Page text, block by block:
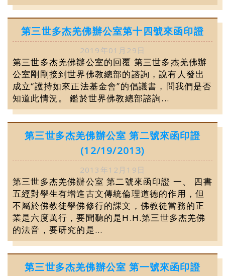
第三世多杰羌佛辦公室第十四號來函印證
2019年01月29日
第三世多杰羌佛辦公室的回覆 第三世多杰羌佛辦
公室剛剛接到世界佛教總部的諮詢，說有人發出
成立“護持如來正法基金會”的倡議書，問我們是否
知道此情況。 鑑於世界佛教總部諮詢...
第三世多杰羌佛辦公室 第二號來函印證
(12/19/2013)
2013年12月19日
第三世多杰羌佛辦公室 第二號來函印證 一、 四書
五經對學生有增進古文傳統倫理道德的作用，但
不屬於佛教徒學佛修行的課文，佛教徒當務的正
業是六度萬行，要聞聽的是H.H.第三世多杰羌佛
的法音，要研究的是...
第三世多杰羌佛辦公室 第一號來函印證